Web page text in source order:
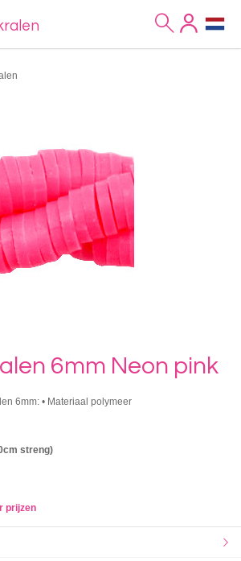
6mm Neon pink
6mm: • Materiaal polymeer
streng)
prijzen